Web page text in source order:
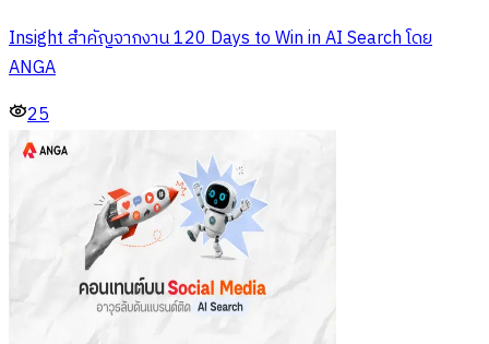
Insight สำคัญจากงาน 120 Days to Win in AI Search โดย
ANGA
25